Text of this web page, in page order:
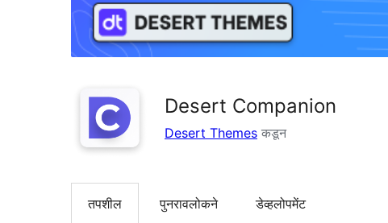
Desert Companion
Desert Themes कडून
तपशील पुनरावलोकने डेव्हलोपमेंट